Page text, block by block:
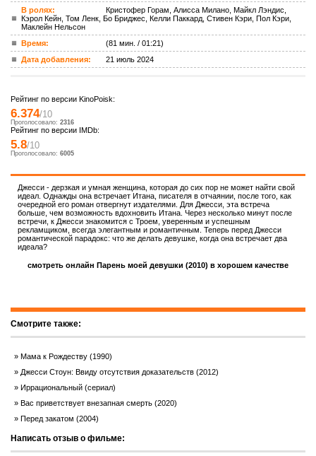
В ролях:
Кристофер Горам, Алисса Милано, Майкл Лэндис,
Кэрол Кейн, Том Ленк, Бо Бриджес, Келли Паккард, Стивен Кэри, Пол Кэри,
Маклейн Нельсон
Время:
(81 мин. / 01:21)
Дата добавления:
21 июль 2024
Рейтинг по версии KinoPoisk:
6.374/10
Проголосовало: 2316
Рейтинг по версии IMDb:
5.8/10
Проголосовало: 6005
Джесси - дерзкая и умная женщина, которая до сих пор не может найти свой
идеал. Однажды она встречает Итана, писателя в отчаянии, после того, как
очередной его роман отвергнут издателями. Для Джесси, эта встреча
больше, чем возможность вдохновить Итана. Через несколько минут после
встречи, к Джесси знакомится с Троем, уверенным и успешным
рекламщиком, всегда элегантным и романтичным. Теперь перед Джесси
романтической парадокс: что же делать девушке, когда она встречает два
идеала?
смотреть онлайн Парень моей девушки (2010) в хорошем качестве
Смотрите также:
Мама к Рождеству (1990)
Джесси Стоун: Ввиду отсутствия доказательств (2012)
Иррациональный (сериал)
Вас приветствует внезапная смерть (2020)
Перед закатом (2004)
Написать отзыв о фильме: